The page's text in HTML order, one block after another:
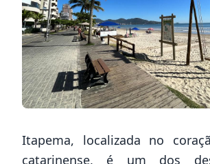
Itapema, localizada no
catarinense, é um dos